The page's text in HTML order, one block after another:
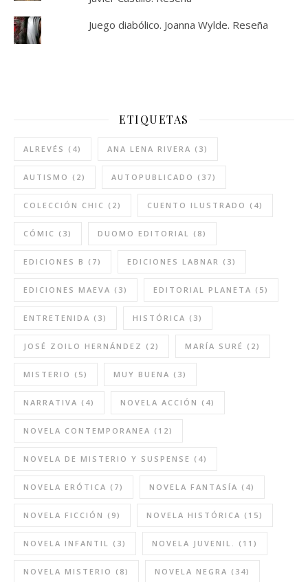
Juego diabólico. Joanna Wylde. Reseña
ETIQUETAS
ALREVÉS (4) ANA LENA RIVERA (3)
AUTISMO (2) AUTOPUBLICADO (37)
COLECCIÓN CHIC (2) CUENTO ILUSTRADO (4)
CÓMIC (3) DUOMO EDITORIAL (8)
EDICIONES B (7) EDICIONES LABNAR (3)
EDICIONES MAEVA (3) EDITORIAL PLANETA (5)
ENTRETENIDA (3) HISTÓRICA (3)
JOSÉ ZOILO HERNÁNDEZ (2) MARÍA SURÉ (2)
MISTERIO (5) MUY BUENA (3)
NARRATIVA (4) NOVELA ACCIÓN (4)
NOVELA CONTEMPORANEA (12)
NOVELA DE MISTERIO Y SUSPENSE (4)
NOVELA ERÓTICA (7) NOVELA FANTASÍA (4)
NOVELA FICCIÓN (9) NOVELA HISTÓRICA (15)
NOVELA INFANTIL (3) NOVELA JUVENIL. (11)
NOVELA MISTERIO (8) NOVELA NEGRA (34)